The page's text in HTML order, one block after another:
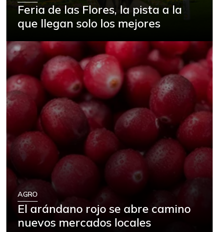
Feria de las Flores, la pista a la
que llegan solo los mejores
AGRO
El arándano rojo se abre camino
nuevos mercados locales